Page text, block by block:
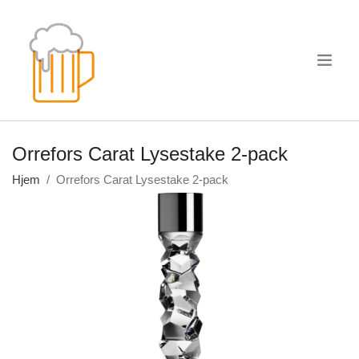
Orrefors Carat Lysestake 2-pack
Hjem Orrefors Carat Lysestake 2-pack